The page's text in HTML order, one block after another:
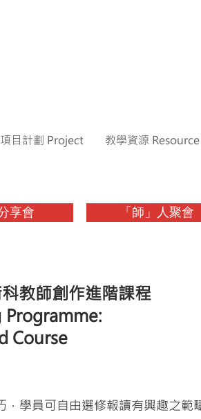
項目計劃 Project 教學資源 Resource
享會 「師」人聚會
教師創作進階課程
Programme:
Course
學員可自由選修報讀有興趣之範